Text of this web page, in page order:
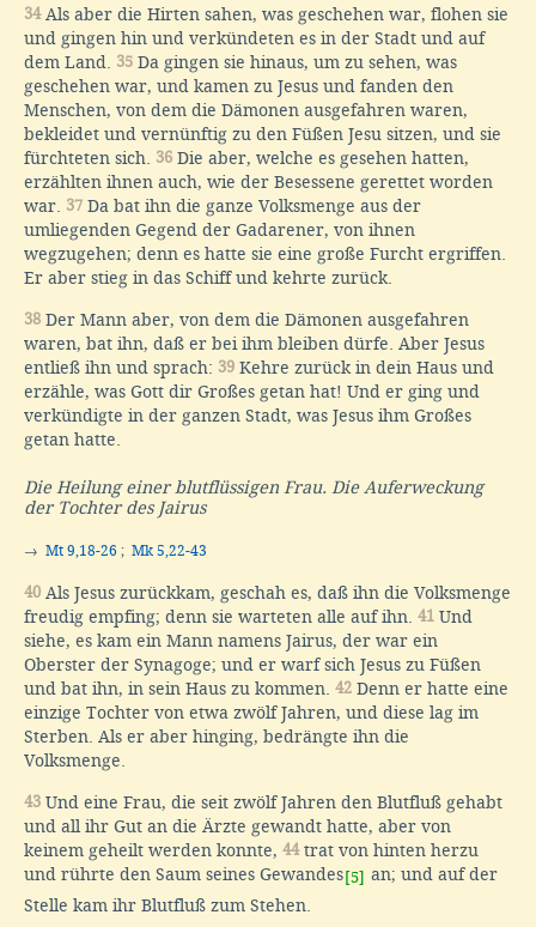
34Als aber die Hirten sahen, was geschehen war, flohen sie
und gingen hin und verkündeten es in der Stadt und auf
dem Land. 35 Da gingen sie hinaus, um zu sehen, was
geschehen war, und kamen zu Jesus und fanden den
Menschen, von dem die Dämonen ausgefahren waren,
bekleidet und vernünftig zu den Füßen Jesu sitzen, und sie
fürchteten sich. 36 Die aber, welche es gesehen hatten,
erzählten ihnen auch, wie der Besessene gerettet worden
war. 37 Da bat ihn die ganze Volksmenge aus der
umliegenden Gegend der Gadarener, von ihnen
wegzugehen; denn es hatte sie eine große Furcht ergriffen.
Er aber stieg in das Schiff und kehrte zurück.
38 Der Mann aber, von dem die Dämonen ausgefahren
waren, bat ihn, daß er bei ihm bleiben dürfe. Aber Jesus
entließ ihn und sprach: 39 Kehre zurück in dein Haus und
erzähle, was Gott dir Großes getan hat! Und er ging und
verkündigte in der ganzen Stadt, was Jesus ihm Großes
getan hatte.
Die Heilung einer blutflüssigen Frau. Die Auferweckung
der Tochter des Jairus
→ Mt 9,18-26 ; Mk 5,22-43
40 Als Jesus zurückkam, geschah es, daß ihn die Volksmenge
freudig empfing; denn sie warteten alle auf ihn. 41 Und
siehe, es kam ein Mann namens Jairus, der war ein
Oberster der Synagoge; und er warf sich Jesus zu Füßen
und bat ihn, in sein Haus zu kommen. 42 Denn er hatte eine
einzige Tochter von etwa zwölf Jahren, und diese lag im
Sterben. Als er aber hinging, bedrängte ihn die
Volksmenge.
43 Und eine Frau, die seit zwölf Jahren den Blutfluß gehabt
und all ihr Gut an die Ärzte gewandt hatte, aber von
keinem geheilt werden konnte, 44trat von hinten herzu
und rührte den Saum seines Gewandes[5] an; und auf der
Stelle kam ihr Blutfluß zum Stehen.